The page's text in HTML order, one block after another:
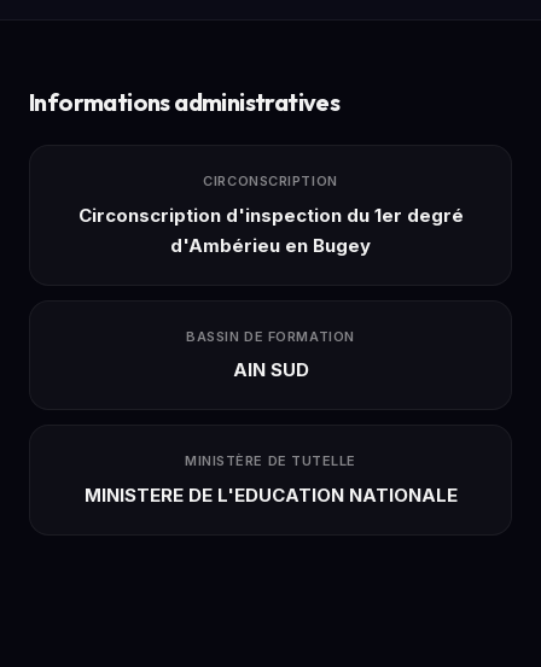
Informations administratives
CIRCONSCRIPTION
Circonscription d'inspection du 1er degré
d'Ambérieu en Bugey
BASSIN DE FORMATION
AIN SUD
MINISTÈRE DE TUTELLE
MINISTERE DE L'EDUCATION NATIONALE